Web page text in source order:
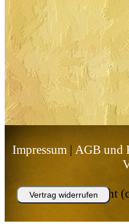
Impressum | AGB und
Copyright
Vertrag widerrufen